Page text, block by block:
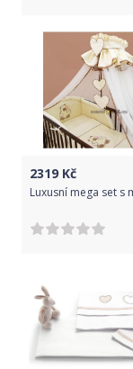
2319 Kč